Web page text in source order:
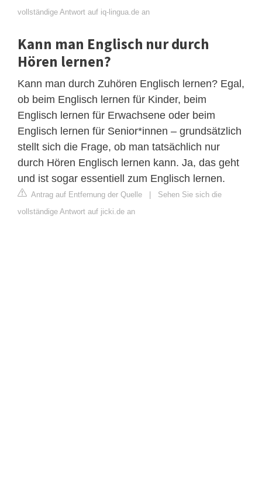
vollständige Antwort auf iq-lingua.de an
Kann man Englisch nur durch
Hören lernen?
Kann man durch Zuhören Englisch lernen? Egal,
ob beim Englisch lernen für Kinder, beim
Englisch lernen für Erwachsene oder beim
Englisch lernen für Senior*innen – grundsätzlich
stellt sich die Frage, ob man tatsächlich nur
durch Hören Englisch lernen kann. Ja, das geht
und ist sogar essentiell zum Englisch lernen.
Antrag auf Entfernung der Quelle | Sehen Sie sich die
vollständige Antwort auf jicki.de an